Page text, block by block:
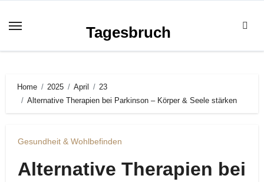
Inhalt
Tagesbruch
Home 2025 April
23
Alternative Therapien bei Parkinson – Körper & Seele stärken
Gesundheit & Wohlbefinden
Alternative Therapien bei